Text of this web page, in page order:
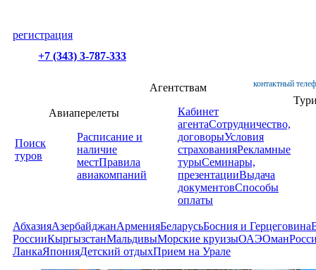
регистрация
+7 (343) 3-787-333
контактный
Поиск
туров
Авиаперелеты
Расписание и
наличие
местПравила
авиакомпаний
Агентствам
Кабинет
агентаСотрудничество,
договорыУсловия
страхованияРекламные
турыСеминары,
презентацииВыдача
документовСпособы
оплаты
АбхазияАзербайджанАрменияБеларусьБосния и Герцеговина
РоссииКыргызстанМальдивыМорские круизыОАЭОман
ЛанкаЯпонияДетский отдыхПрием на Урале